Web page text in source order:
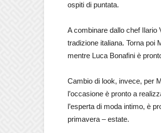
ospiti di puntata.
A combinare dallo chef Ilario
tradizione italiana. Torna poi
mentre Luca Bonafini è
Cambio di look, invece, per
l’occasione è pronto a
l’esperta di moda intimo, è
primavera – estate.